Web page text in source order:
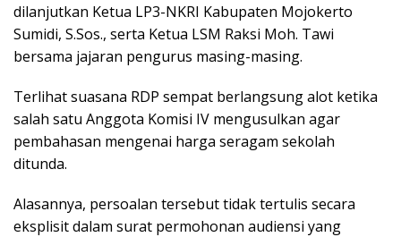
dilanjutkan Ketua LP3-NKRI Kabupaten Mojokerto
Sumidi, S.Sos., serta Ketua LSM Raksi Moh. Tawi
bersama jajaran pengurus masing-masing.
Terlihat suasana RDP sempat berlangsung alot ketika
salah satu Anggota Komisi IV mengusulkan agar
pembahasan mengenai harga seragam sekolah
ditunda.
Alasannya, persoalan tersebut tidak tertulis secara
eksplisit dalam surat permohonan audiensi yang